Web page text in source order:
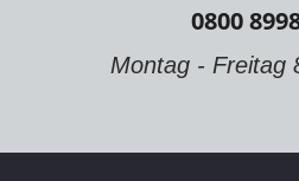
0800
Montag - Freitag